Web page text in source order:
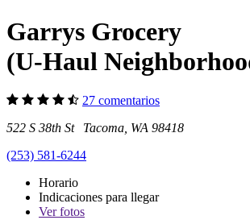
Garrys Grocery
(U-Haul
27 comentarios
522 S 38th St Tacoma, WA 98418
(253) 581-6244
Horario
Indicaciones para llegar
Verfotos